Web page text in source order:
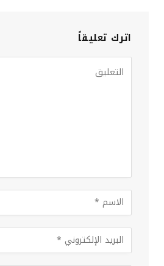
اترك تعليقاً